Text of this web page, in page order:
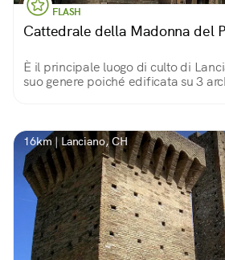
FLASH
Cattedrale della Madonna del
È il principale luogo di culto di
suo genere poiché edificata su 3
16km | Lanciano, CH